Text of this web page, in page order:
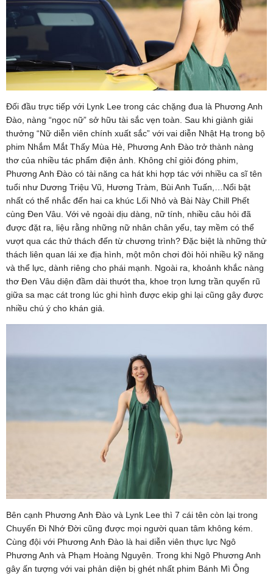
Đối đầu trực tiếp với Lynk Lee trong các chặng đua là Phương Anh
Đào, nàng “ngọc nữ” sở hữu tài sắc vẹn toàn. Sau khi giành giải
thưởng “Nữ diễn viên chính xuất sắc” với vai diễn Nhật Hạ trong bộ
phim Nhắm Mắt Thấy Mùa Hè, Phương Anh Đào trở thành nàng
thơ của nhiều tác phẩm điện ảnh. Không chỉ giỏi đóng phim,
Phương Anh Đào có tài năng ca hát khi hợp tác với nhiều ca sĩ tên
tuổi như Dương Triệu Vũ, Hương Tràm, Bùi Anh Tuấn,…Nổi bật
nhất có thể nhắc đến hai ca khúc Lối Nhỏ và Bài Này Chill Phết
cùng Đen Vâu. Với vẻ ngoài dịu dàng, nữ tính, nhiều câu hỏi đã
được đặt ra, liệu rằng những nữ nhân chân yếu, tay mềm có thể
vượt qua các thử thách đến từ chương trình? Đặc biệt là những thử
thách liên quan lái xe địa hình, một môn chơi đòi hỏi nhiều kỹ năng
và thể lực, dành riêng cho phái mạnh. Ngoài ra, khoảnh khắc nàng
thơ Đen Vâu diện đầm dài thướt tha, khoe trọn lưng trần quyến rũ
giữa sa mạc cát trong lúc ghi hình được ekip ghi lại cũng gây được
nhiều chú ý cho khán giả.
Bên cạnh Phương Anh Đào và Lynk Lee thì 7 cái tên còn lại trong
Chuyến Đi Nhớ Đời cũng được mọi người quan tâm không kém.
Cùng đội với Phương Anh Đào là hai diễn viên thực lực Ngô
Phương Anh và Phạm Hoàng Nguyên. Trong khi Ngô Phương Anh
gây ấn tượng với vai phản diện bị ghét nhất phim Bánh Mì Ông